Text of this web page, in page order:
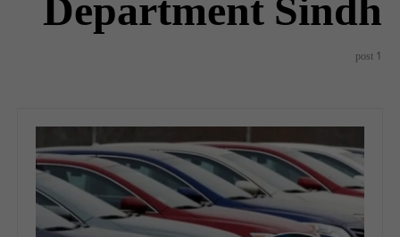
Department Sindh
1 post